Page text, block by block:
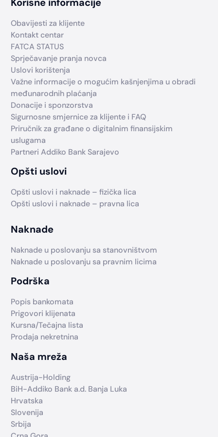
Obavijesti za klijente
Kontakt centar
FATCA STATUS
Sprječavanje pranja novca
Uslovi korištenja
Važne informacije o mogućim kašnjenjima u obradi
međunarodnih plaćanja
Donacije i sponzorstva
Sigurnosne smjernice za klijente i FAQ
Priručnik za građane o digitalnim finansijskim
uslugama
Partneri Addiko Bank Sarajevo
Opšti uslovi
Opšti uslovi i naknade – fizička lica
Opšti uslovi i naknade – pravna lica
Naknade
Naknade u poslovanju sa stanovništvom
Naknade u poslovanju sa pravnim licima
Podrška
Popis bankomata
Prigovori klijenata
Kursna/Tečajna lista
Prodaja nekretnina
Naša mreža
Austrija-Holding
BiH-Addiko Bank a.d. Banja Luka
Hrvatska
Slovenija
Srbija